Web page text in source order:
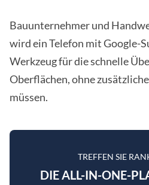
Bauunternehmer und
wird ein Telefon mit Google-
Werkzeug für die schnelle
Oberflächen, ohne
müssen.
TREFFEN SIE
DIE ALL-IN-ONE-